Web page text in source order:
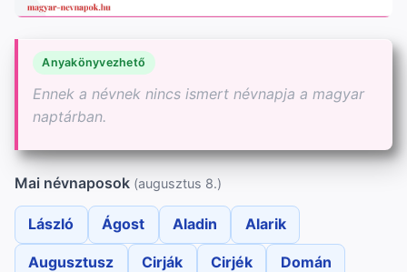
Anyakönyvezhető
Ennek a névnek nincs ismert névnapja a magyar
naptárban.
Mai névnaposok (augusztus 8.)
László Ágost Aladin Alarik
Augusztusz Cirják Cirjék Domán